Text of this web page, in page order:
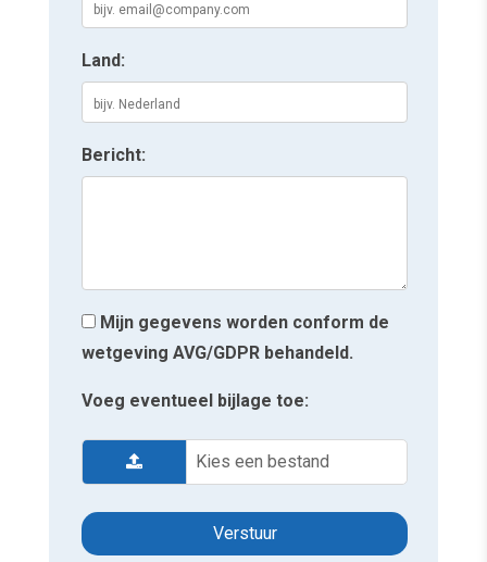
Land:
Bericht:
Mijn gegevens worden conform de
wetgeving AVG/GDPR behandeld.
Voeg eventueel bijlage toe:
Kies een bestand